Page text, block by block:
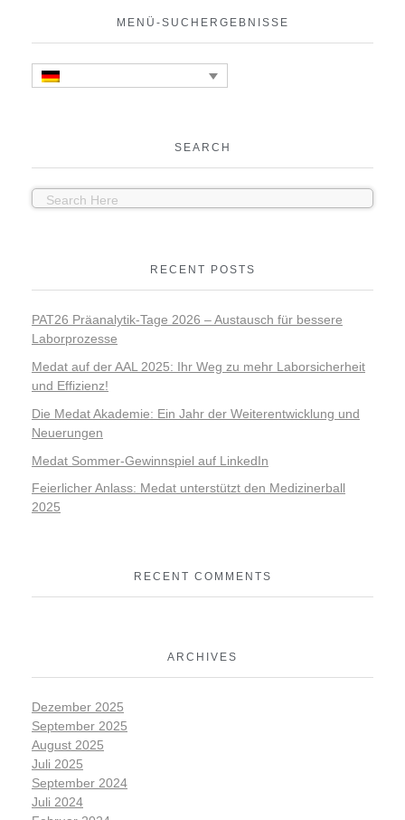
MENÜ-SUCHERGEBNISSE
SEARCH
RECENT POSTS
PAT26 Präanalytik-Tage 2026 – Austausch für bessere
Laborprozesse
Medat auf der AAL 2025: Ihr Weg zu mehr Laborsicherheit
und Effizienz!
Die Medat Akademie: Ein Jahr der Weiterentwicklung und
Neuerungen
Medat Sommer-Gewinnspiel auf LinkedIn
Feierlicher Anlass: Medat unterstützt den Medizinerball
2025
RECENT COMMENTS
ARCHIVES
Dezember 2025
September 2025
August 2025
Juli 2025
September 2024
Juli 2024